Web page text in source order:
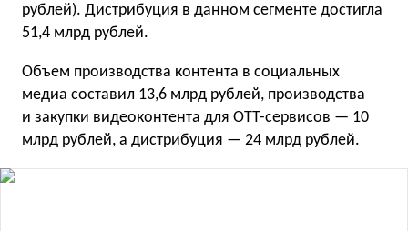
рублей). Дистрибуция в данном сегменте достигла
51,4 млрд рублей.
Объем производства контента в социальных
медиа составил 13,6 млрд рублей, производства
и закупки видеоконтента для OTT-сервисов — 10
млрд рублей, а дистрибуция — 24 млрд рублей.